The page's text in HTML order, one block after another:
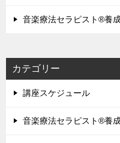
音楽療法セラピスト®養
カテゴリー
講座スケジュール
音楽療法セラピスト®養